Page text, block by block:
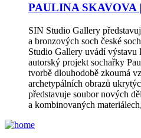
PAULINA SKAVOVA
SIN Studio Gallery
a bronzových soch české
Studio Gallery uvádí výstavu
autorský projekt sochařky
tvorbě dlouhodobě zkoumá
archetypálních obrazů
představuje soubor nových
a kombinovaných